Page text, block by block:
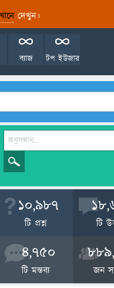
দেখুন।
টপ ইউজার
ব্যাজ
10,987
টি প্রশ্ন টি
4,750
টি মন্তব্য জন